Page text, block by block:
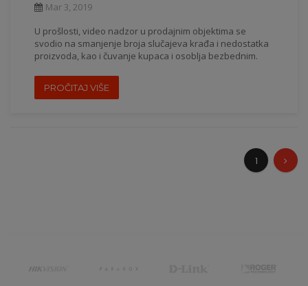
Mar 3, 2019
U prošlosti, video nadzor u prodajnim objektima se
svodio na smanjenje broja slučajeva krađa i nedostatka
proizvoda, kao i čuvanje kupaca i osoblja bezbednim.
PROČITAJ VIŠE
1